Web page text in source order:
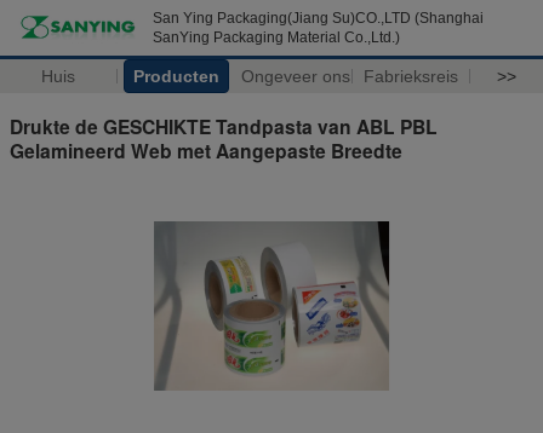
San Ying Packaging(Jiang Su)CO.,LTD (Shanghai
SanYing Packaging Material Co.,Ltd.)
Huis Producten Ongeveer ons Fabrieksreis >>
Drukte de GESCHIKTE Tandpasta van ABL PBL
Gelamineerd Web met Aangepaste Breedte